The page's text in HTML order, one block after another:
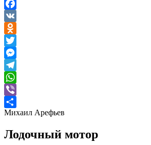
Facebook
VK
Odnoklassniki
Twitter
Messenger
Telegram
WhatsApp
Viber
Отправить
Михаил Арефьев
Лодочный мотор